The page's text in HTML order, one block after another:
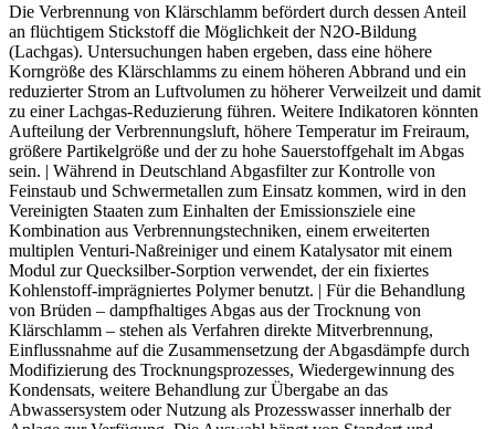
Die Verbrennung von Klärschlamm befördert durch dessen Anteil
an flüchtigem Stickstoff die Möglichkeit der N2O-Bildung
(Lachgas). Untersuchungen haben ergeben, dass eine höhere
Korngröße des Klärschlamms zu einem höheren Abbrand und ein
reduzierter Strom an Luftvolumen zu höherer Verweilzeit und damit
zu einer Lachgas-Reduzierung führen. Weitere Indikatoren könnten
Aufteilung der Verbrennungsluft, höhere Temperatur im Freiraum,
größere Partikelgröße und der zu hohe Sauerstoffgehalt im Abgas
sein. | Während in Deutschland Abgasfilter zur Kontrolle von
Feinstaub und Schwermetallen zum Einsatz kommen, wird in den
Vereinigten Staaten zum Einhalten der Emissionsziele eine
Kombination aus Verbrennungstechniken, einem erweiterten
multiplen Venturi-Naßreiniger und einem Katalysator mit einem
Modul zur Quecksilber-Sorption verwendet, der ein fixiertes
Kohlenstoff-imprägniertes Polymer benutzt. | Für die Behandlung
von Brüden – dampfhaltiges Abgas aus der Trocknung von
Klärschlamm – stehen als Verfahren direkte Mitverbrennung,
Einflussnahme auf die Zusammensetzung der Abgasdämpfe durch
Modifizierung des Trocknungsprozesses, Wiedergewinnung des
Kondensats, weitere Behandlung zur Übergabe an das
Abwassersystem oder Nutzung als Prozesswasser innerhalb der